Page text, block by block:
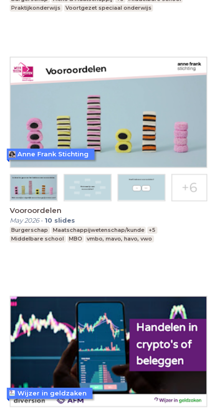
Praktijkonderwijs
Voortgezet speciaal onderwijs
Vooroordelen
May 2026- 10 slides
Burgerschap Maatschappijwetenschap/kunde
+5
Middelbare school
MBO vmbo, mavo, havo, vwo
Anne Frank Stichting
Wijzer in geldzaken